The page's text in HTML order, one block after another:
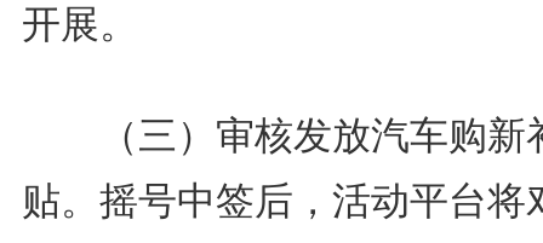
开展。
（三）审核发放汽车购新
贴。摇号中签后，活动平台将